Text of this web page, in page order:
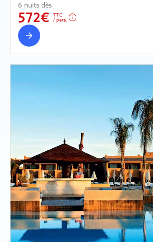
6 nuits dès
572€
TTC
/ pers.